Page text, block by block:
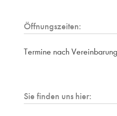
Öffnungszeiten:
Termine nach Vereinbarung
Sie finden uns hier: